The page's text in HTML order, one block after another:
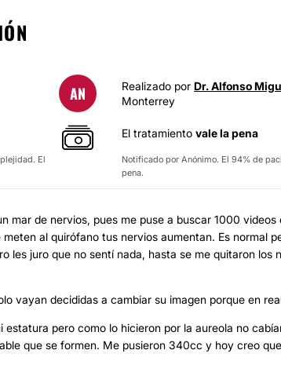
AN Realizado por Dr. Alfonso
Monterrey
El
El tratamiento vale la pena
Notificado por Anónimo. El 94% de
pena.
mar de nervios, pues me puse a buscar 1000
al quirófano tus nervios aumentan. Es normal
les juro que no sentí nada, hasta se me quitaron los
vayan decididas a cambiar su imagen porque en
pero como lo hicieron por la aureola no
que se formen. Me pusieron 340cc y hoy creo